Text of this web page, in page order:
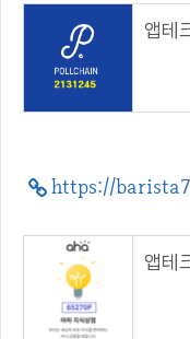
https://